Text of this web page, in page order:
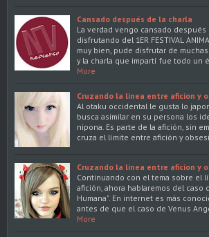
Cansado después de la charla
La verdad vengo cansado
disfrutando del 1ER FESTIVAL
muy bien, pude disfrutar de
y la charla que impartí fue todo un
More
Cruzando la linea entre aficion y
Al otaku occidental le gusta lo
busca asimilar en su persona los
nipona. Es parte de la afición, sin
cruza el límite entre afición y
Cruzando la linea entre aficion y
Continuando con el tema sobre el
afición, ahora hablaremos del caso
Humana". En internet es más
antes de que el caso de Venus
More